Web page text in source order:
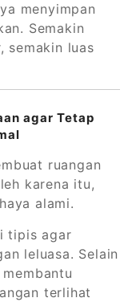
menyimpan
Semakin
semakin luas
agar Tetap
ruangan
karena itu,
alami.
tipis agar
leluasa. Selain
terlihat